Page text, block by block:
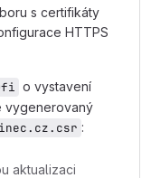
s certifikáty
HTTPS
o vystavení
vygenerovaný
:
aktualizaci